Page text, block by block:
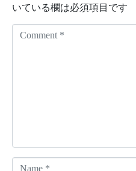
いている欄は必須項目です